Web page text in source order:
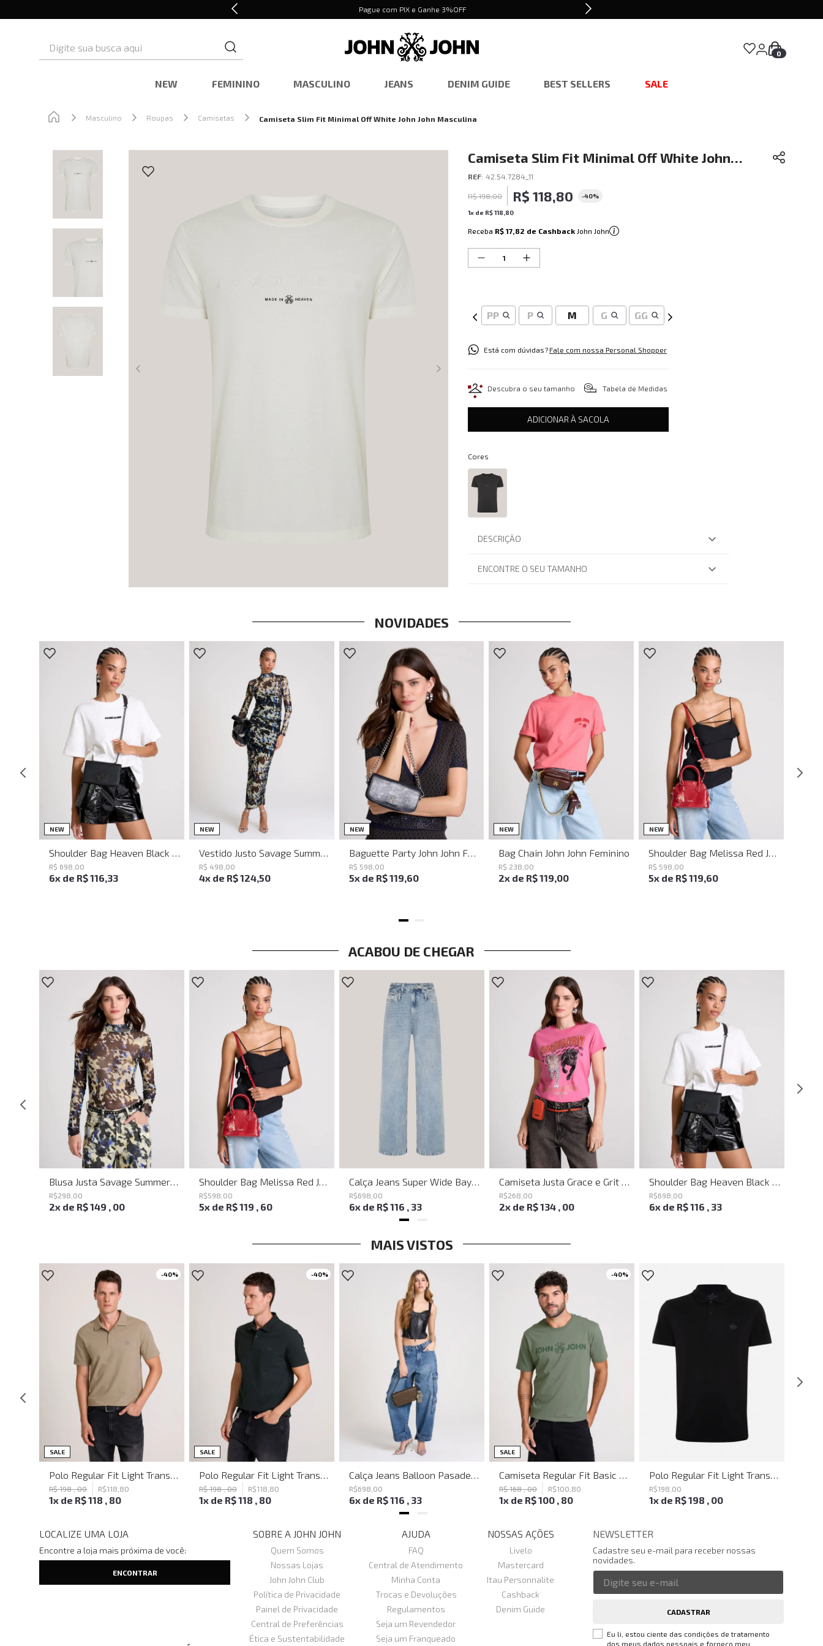
Pague com PIX e Ganhe 3%OFF
0
NEW FEMININO MASCULINO JEANS DENIM GUIDE BEST SELLERS SALE
Masculino Roupas Camisetas Camiseta Slim Fit Minimal Off White John John Masculina
Camiseta Slim Fit Minimal Off White John
John Masculina
REF: 42.54.7284_11
R$ 198,00 R$ 118,80 -40%
1x de R$118 80
Receba R$ 17,82 de Cashback John John
PP P M G GG
Está com dúvidas?Fale com nossa Personal Shopper
Descubra o seu tamanho Tabela de Medidas
ADICIONAR À SACOLA
Cores
DESCRIÇÃO
ENCONTRE O SEU TAMANHO
NOVIDADES
NEW UN
Shoulder Bag Heaven Black John John Feminina
R$ 698 00
6x de R$116,33
NEW PP P M
Vestido Justo Savage Summer John John Feminino
R$ 498 00
4x de R$124,50
NEW UN
Baguette Party John John Feminina
R$ 598 00
5x de R$119,60
NEW UN
Bag Chain John John Feminino
R$ 238 00
2x de R$119,00
NEW UN
Shoulder Bag Melissa Red John John Feminina
R$ 598 00
5x de R$119,60
ACABOU DE CHEGAR
Blusa Justa Savage Summer John John Feminina
R$298 00
2x de R$149 , 00
Shoulder Bag Melissa Red John John Feminina
R$598 00
5x de R$119 , 60
Calça Jeans Super Wide Bayern John John Feminina
R$698 00
6x de R$116 , 33
Camiseta Justa Grace e Grit Rosa John John Feminina
R$268 00
2x de R$134 , 00
Shoulder Bag Heaven Black John John Feminina
R$698 00
6x de R$116 , 33
MAIS VISTOS
-40%
SALE
R$198,00 R$118 80
1x de R$118 , 80
-40%
SALE
R$198,00 R$118 80
1x de R$118 , 80
R$698 00
6x de R$116 , 33
-40%
SALE
R$168,00 R$100 80
1x de R$100 , 80
R$198 00
1x de R$198 , 00
LOCALIZE UMA LOJA
Encontre a loja mais próxima de você:
SOBRE A JOHN JOHN
Quem Somos
Nossas Lojas
John John Club
Política de Privacidade
Painel de Privacidade
Central de Preferências
Ética e Sustentabilidade
AJUDA
FAQ
Central de Atendimento
Minha Conta
Trocas e Devoluções
Regulamentos
Seja um Revendedor
Seja um Franqueado
NOSSAS AÇÕES
Livelo
Mastercard
Itau Personnalite
Cashback
Denim Guide
NEWSLETTER
Cadastre seu e-mail para receber nossas
novidades.
CADASTRAR
Eu li, estou ciente das condições de tratamento
dos meus dados pessoais e forneço meu